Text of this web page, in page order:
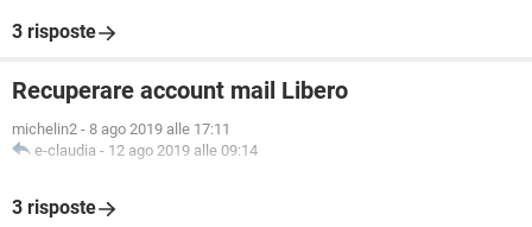
3 risposte
Recuperare account mail Libero
michelin2 - 8 ago 2019 alle 17:11
e-claudia - 12 ago 2019 alle 09:14
3 risposte